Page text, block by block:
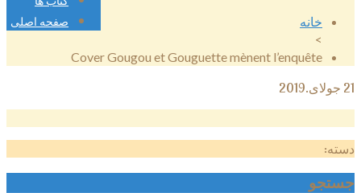
صفحه اصلی
خانه
>
Cover Gougou et Gouguette mènent l’enquête
21 جولای.2019
دسته:
جستجو